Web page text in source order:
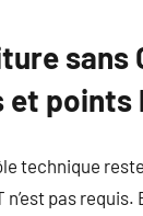
sans
et points
technique
pas requis.